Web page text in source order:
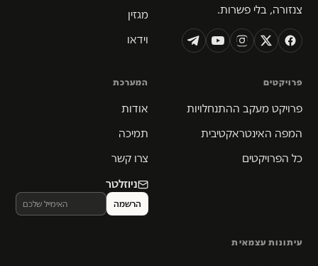
צנזורה, בלי פשרות.
מגזין
וידאו
פרויקטים
פרויקט מעקב ההתנחלויות
המפה האינטראקטיבית
כל הפרויקטים
המערכת
אודות
תמיכה
צרו קשר
ניוזלטר
עיתונות עצמאית